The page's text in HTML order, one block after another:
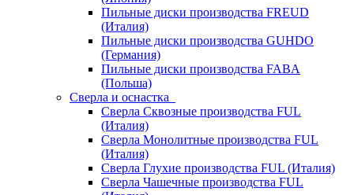
Пильные диски производства FREUD
(Италия)
Пильные диски производства GUHDO
(Германия)
Пильные диски производства FABA
(Польша)
Сверла и оснастка
Сверла Сквозные производства FUL
(Италия)
Сверла Монолитные производства FUL
(Италия)
Сверла Глухие производства FUL (Италия)
Сверла Чашечные производства FUL